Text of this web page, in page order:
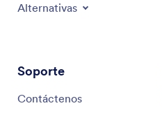
Alternativas
Soporte
Contáctenos